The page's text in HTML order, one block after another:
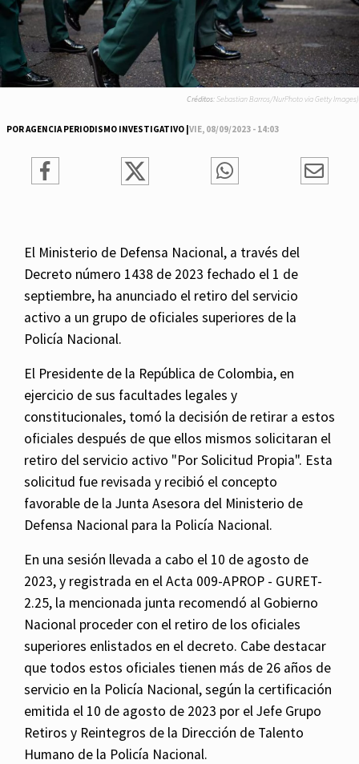
POR AGENCIA PERIODISMO INVESTIGATIVO | VIE, 08/09/2023 - 14:03
Créditos:Sebastian Barros/NurPhoto via Getty Images)
El Ministerio de Defensa Nacional, a través del
Decreto número 1438 de 2023 fechado el 1 de
septiembre, ha anunciado el retiro del servicio
activo a un grupo de oficiales superiores de la
Policía Nacional.
El Presidente de la República de Colombia, en
ejercicio de sus facultades legales y
constitucionales, tomó la decisión de retirar a estos
oficiales después de que ellos mismos solicitaran el
retiro del servicio activo "Por Solicitud Propia". Esta
solicitud fue revisada y recibió el concepto
favorable de la Junta Asesora del Ministerio de
Defensa Nacional para la Policía Nacional.
En una sesión llevada a cabo el 10 de agosto de
2023, y registrada en el Acta 009-APROP - GURET-
2.25, la mencionada junta recomendó al Gobierno
Nacional proceder con el retiro de los oficiales
superiores enlistados en el decreto. Cabe destacar
que todos estos oficiales tienen más de 26 años de
servicio en la Policía Nacional, según la certificación
emitida el 10 de agosto de 2023 por el Jefe Grupo
Retiros y Reintegros de la Dirección de Talento
Humano de la Policía Nacional.